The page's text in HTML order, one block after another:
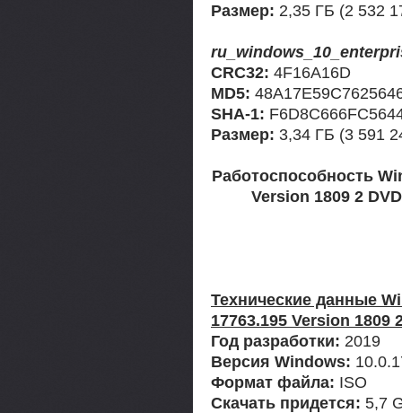
Размер: 2,35 ГБ (2 532
CRC32: 4F16A16D
MD5:
SHA-1:
Размер: 3,34 ГБ (3 591
Работоспособность
Version 1809 2
Технические данные
17763.195 Version 1809
Год разработки: 2019
Версия Windows:
Формат файла: ISO
Скачать придется: 5,7